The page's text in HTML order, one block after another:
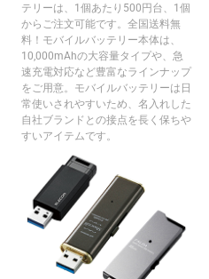
テリーは、1個あたり500円台、1個
からご注文可能です。全国送料無
料！モバイルバッテリー本体は、
10,000mAhの大容量タイプや、急
速充電対応など豊富なラインナップ
をご用意。モバイルバッテリーは日
常使いされやすいため、名入れした
自社ブランドとの接点を長く保ちや
すいアイテムです。